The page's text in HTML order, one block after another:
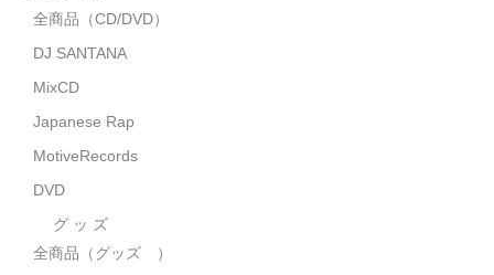
タオル・リストバンド
トートバッグ
全商品
全商品（CD/DVD）
DJ SANTANA
MixCD
Japanese Rap
MotiveRecords
DVD
グ ッ ズ
全商品（グッズ ）